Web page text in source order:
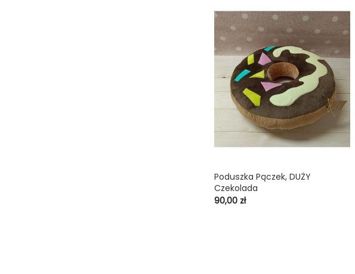
Poduszka Pączek, DUŻY
Czekolada
Cena
90,00 zł
shopping_cart 